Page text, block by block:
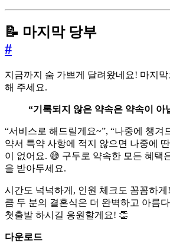
📝 마지막 당부
#
지금까지 숨 가쁘게 달려왔네요! 마지
해 주세요.
“기록되지 않은 약속은 약속이 아
“서비스로 해드릴게요~”, “나중에 챙겨
약서 특약 사항에 적지 않으면 나중에
이 없어요. 😅 구두로 약속한 모든 혜택
을 받아두세요.
시간도 넉넉하게, 인원 체크도 꼼꼼하
큼 두 분의 결혼식은 더 완벽하고 아름
첫출발 하시길 응원할게요! 👏
다운로드